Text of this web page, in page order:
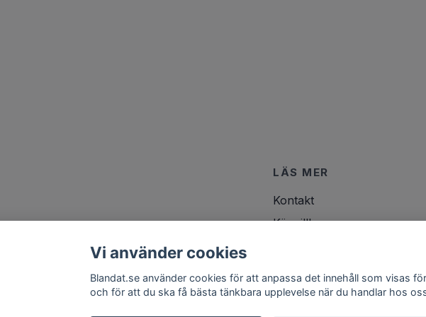
LÄS MER
Kontakt
Köpvillkor
Vi använder cookies
Blandat.se använder cookies för att anpassa det innehåll som visas
och för att du ska få bästa tänkbara upplevelse när du handlar hos